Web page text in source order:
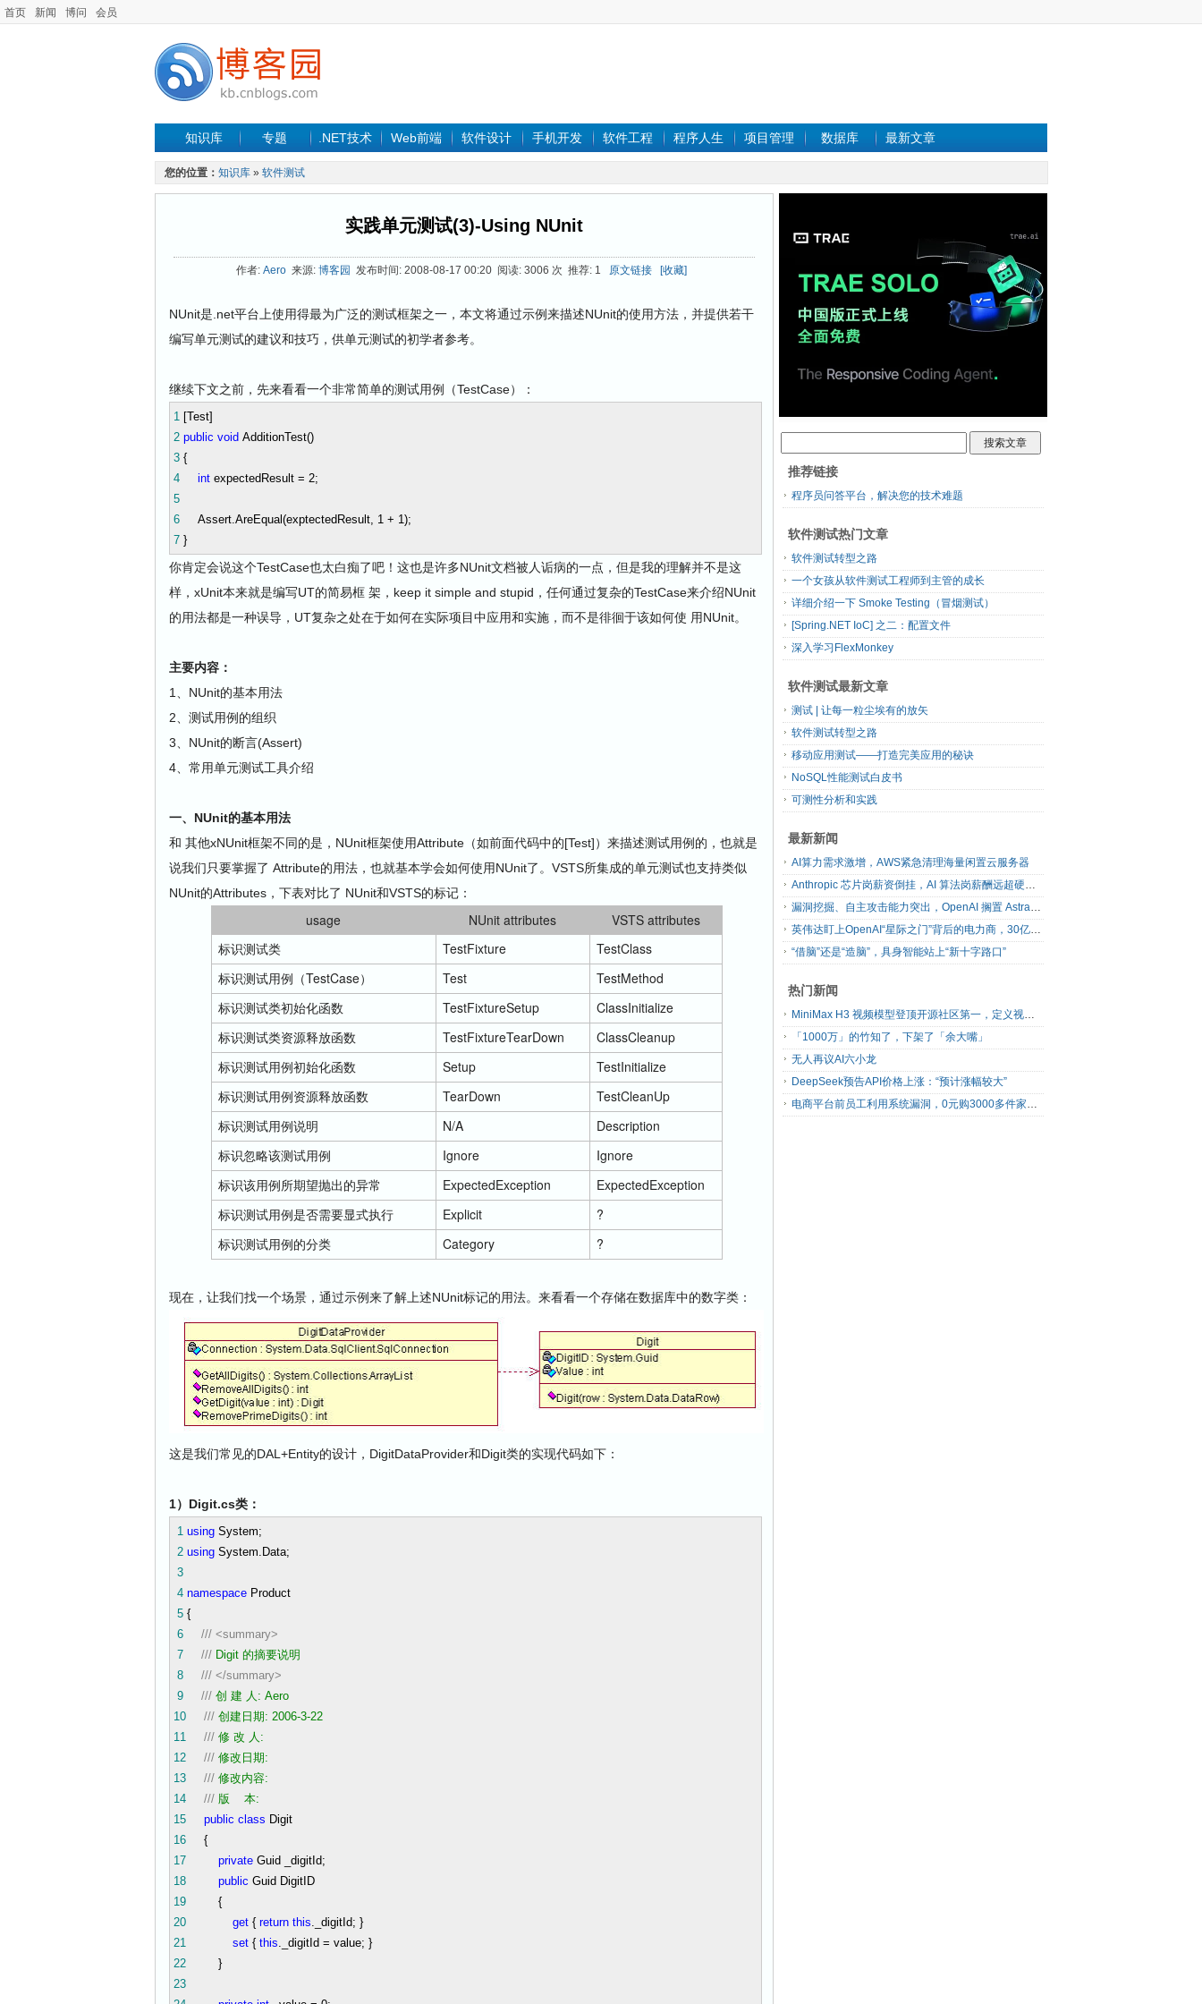
首页 新闻 博问 会员
知识库 专题 .NET技术 Web前端 软件设计 手机开发 软件工程 程序人生 项目管理 数据库 最新文章
您的位置： 知识库 » 软件测试
实践单元测试(3)-Using NUnit
作者: Aero 来源: 博客园 发布时间: 2008-08-17 00:20 阅读: 3006 次 推荐: 1 原文链接 [收藏]
NUnit是.net平台上使用得最为广泛的测试框架之一，本文将通过示例来描述NUnit的使用方法，并提供若干
编写单元测试的建议和技巧，供单元测试的初学者参考。
继续下文之前，先来看看一个非常简单的测试用例（TestCase）：
1 [Test]
2 public void AdditionTest()
3 {
4
int expectedResult = 2;
5
6
Assert.AreEqual(exptectedResult, 1 + 1);
7 }
你肯定会说这个TestCase也太白痴了吧！这也是许多NUnit文档被人诟病的一点，但是我的理解并不是这
样，xUnit本来就是编写UT的简易框 架，keep it simple and stupid，任何通过复杂的TestCase来介绍NUnit
的用法都是一种误导，UT复杂之处在于如何在实际项目中应用和实施，而不是徘徊于该如何使 用NUnit。
主要内容：
1、NUnit的基本用法
2、测试用例的组织
3、NUnit的断言(Assert)
4、常用单元测试工具介绍
一、NUnit的基本用法
和 其他xNUnit框架不同的是，NUnit框架使用Attribute（如前面代码中的[Test]）来描述测试用例的，也就是
说我们只要掌握了 Attribute的用法，也就基本学会如何使用NUnit了。VSTS所集成的单元测试也支持类似
NUnit的Attributes，下表对比了 NUnit和VSTS的标记：
usage NUnit attributes VSTS attributes
标识测试类 TestFixture TestClass
标识测试用例（TestCase） Test TestMethod
标识测试类初始化函数 TestFixtureSetup ClassInitialize
标识测试类资源释放函数 TestFixtureTearDown ClassCleanup
标识测试用例初始化函数 Setup TestInitialize
标识测试用例资源释放函数 TearDown TestCleanUp
标识测试用例说明 N/A Description
标识忽略该测试用例 Ignore Ignore
标识该用例所期望抛出的异常 ExpectedException ExpectedException
标识测试用例是否需要显式执行 Explicit ?
标识测试用例的分类 Category ?
现在，让我们找一个场景，通过示例来了解上述NUnit标记的用法。来看看一个存储在数据库中的数字类：
这是我们常见的DAL+Entity的设计，DigitDataProvider和Digit类的实现代码如下：
1）Digit.cs类：
1 using System;
2 using System.Data;
3
4 namespace Product
5 {
6
/// <summary>
7
/// Digit 的摘要说明
8
/// </summary>
9
/// 创 建 人: Aero
10
/// 创建日期: 2006-3-22
11
/// 修 改 人:
12
/// 修改日期:
13
/// 修改内容:
14
/// 版 本:
15
public class Digit
16
{
17
private Guid _digitId;
18
public Guid DigitID
19
{
20
get { return this ._digitId; }
21
set { this ._digitId = value; }
22
}
23
推荐链接
程序员问答平台，解决您的技术难题
软件测试热门文章
软件测试转型之路
一个女孩从软件测试工程师到主管的成长
详细介绍一下 Smoke Testing（冒烟测试）
[Spring.NET IoC] 之二：配置文件
深入学习Flex​Monkey
软件测试最新文章
测试 | 让每一粒尘埃有的放矢
软件测试转型之路
移动应用测试——打造完美应用的秘诀
NoSQL性能测试白皮书
可测性分析和实践
最新新闻
AI算力需求激增，AWS紧急清理海量闲置云服务器
Anthropic 芯片岗薪资倒挂，AI 算法岗薪酬远超硬件工程师
漏洞挖掘、自主攻击能力突出，OpenAI 搁置 Astra 模型发布
英伟达盯上OpenAI“星际之门”背后的电力商，30亿美元直接入股
“借脑”还是“造脑”，具身智能站上“新十字路口”
热门新闻
MiniMax H3 视频模型登顶开源社区第一，定义视频模型领域“斩杀线”
「1000万」的竹知了，下架了「余大嘴」
无人再议AI六小龙
DeepSeek预告API价格上涨：“预计涨幅较大”
电商平台前员工利用系统漏洞，0元购3000多件家电！